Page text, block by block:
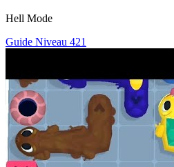
Hell Mode
Guide Niveau 421